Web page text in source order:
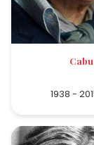
Cabu
1938 -